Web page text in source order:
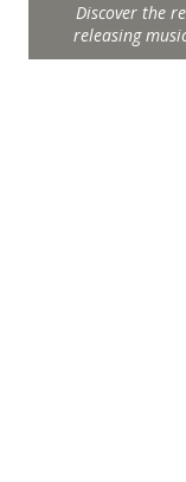
Discover the
releasing